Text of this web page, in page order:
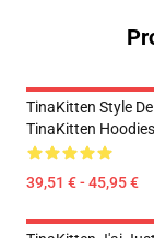
TinaKitten Style
TinaKitten Hoodies
39,51 € - 45,95 €